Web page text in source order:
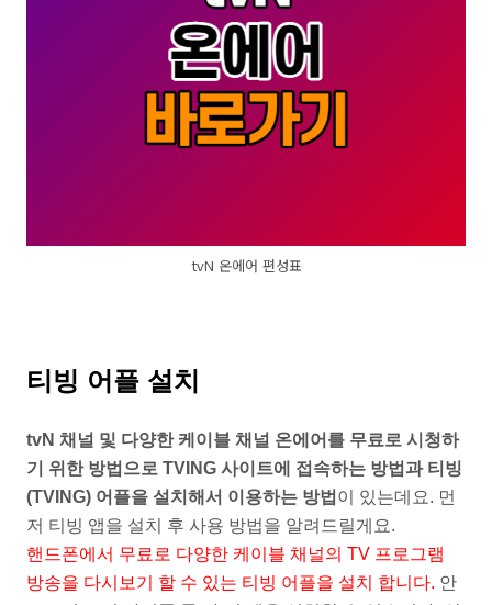
tvN 온에어 편성표
티빙 어플 설치
tvN 채널 및 다양한 케이블 채널 온에어를 무료로 시청하
기 위한 방법으로 TVING 사이트에 접속하는 방법과 티빙
(TVING) 어플을 설치해서 이용하는 방법 이 있는데요. 먼
저 티빙 앱을 설치 후 사용 방법을 알려드릴게요.
핸드폰에서 무료로 다양한 케이블 채널의 TV 프로그램
방송을 다시보기 할 수 있는 티빙 어플을 설치 합니다. 안